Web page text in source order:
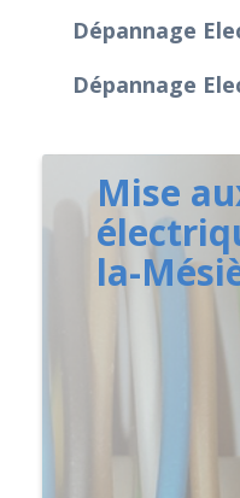
Dépannage
Dépannage
Mise
la-